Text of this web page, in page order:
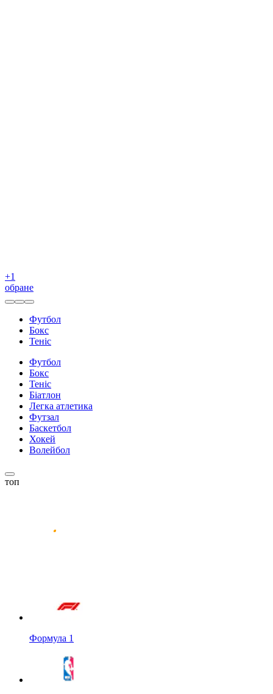
+1
обране
Футбол
Бокс
Теніс
Футбол
Бокс
Теніс
Біатлон
Легка атлетика
Футзал
Баскетбол
Хокей
Волейбол
топ
Формула 1